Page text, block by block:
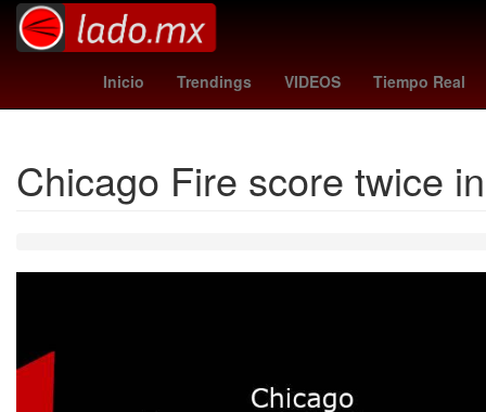
Inicio Trendings VIDEOS Tiempo Real
checo pérez japon liga bbva Dólar
Chicago Fire score twice